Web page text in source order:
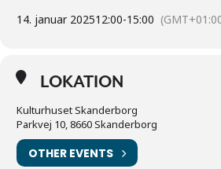
14. januar 202512:00-15:00
LOKATION
Kulturhuset Skanderborg
Parkvej 10, 8660 Skanderborg
OTHER EVENTS